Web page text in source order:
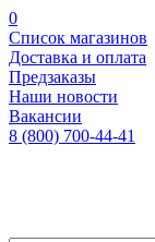
0
Список магазинов
Доставка и оплата
Предзаказы
Наши новости
Вакансии
8 (800) 700-44-41